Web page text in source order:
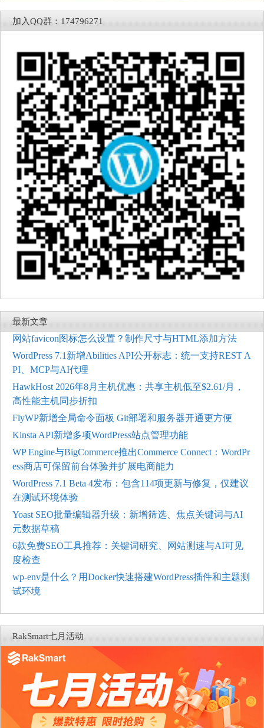
加入QQ群：174796271
最新文章
网站favicon图标怎么设置？制作尺寸与HTML添加方法
WordPress 7.1新增Abilities API公开标志：统一支持REST A
PI、MCP与AI代理
HawkHost 2026年8月主机优惠：共享主机低至$2.61/月，
高性能主机同步折扣
FlyWP新增全局命令面板 Git部署和服务器开通更方便
Kinsta API新增多项WordPress站点管理功能
WP Engine与BigCommerce推出Commerce Connect：WordPr
ess商店可保留前台体验并扩展电商能力
WordPress 7.1 Beta 4发布：包含114项更新与修复，仅建议
在测试环境体验
Yoast SEO批量编辑器升级：新增筛选、焦点关键词与AI
元数据草稿
6款免费SEO工具推荐：关键词研究、网站测速与AI可见
度检查
wp-env是什么？用Docker快速搭建WordPress插件和主题测
试环境
RakSmart七月活动